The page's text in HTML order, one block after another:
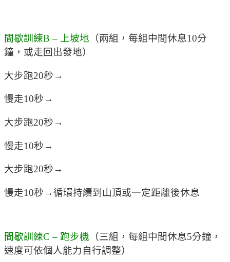
間歇訓練B – 上坡地 （兩組，每組中間休息10分
鐘，或走回出發地）
大步跑20秒→
慢走10秒→
大步跑20秒→
慢走10秒→
大步跑20秒→
慢走10秒→循環持續到山頂或一定距離後休息
間歇訓練C – 跑步機 （三組，每組中間休息5分鐘，
速度可依個人能力自行調整）